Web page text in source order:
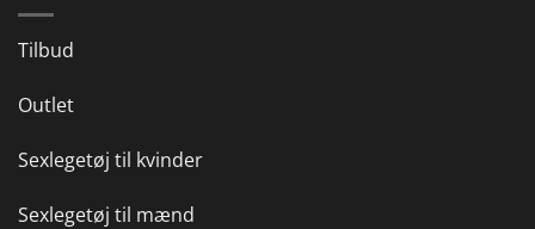
Tilbud
Outlet
Sexlegetøj til kvinder
Sexlegetøj til mænd